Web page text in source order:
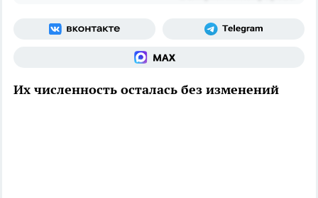
Их численность осталась без изменений